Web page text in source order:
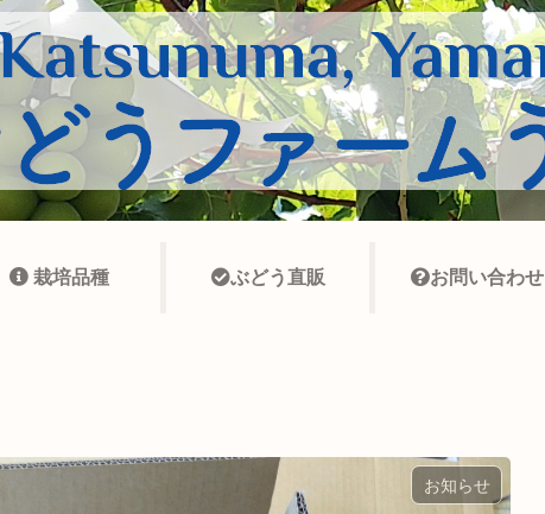
栽培品種 ぶどう直販 お問い合わせ
お知らせ